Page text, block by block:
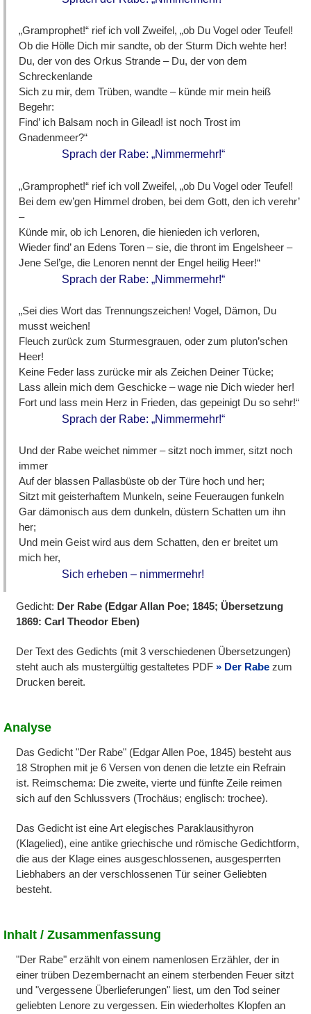
„Gramprophet!“ rief ich voll Zweifel, „ob Du Vogel oder Teufel!
Ob die Hölle Dich mir sandte, ob der Sturm Dich wehte her!
Du, der von des Orkus Strande – Du, der von dem
Schreckenlande
Sich zu mir, dem Trüben, wandte – künde mir mein heiß
Begehr:
Find’ ich Balsam noch in Gilead! ist noch Trost im
Gnadenmeer?“
Sprach der Rabe: „Nimmermehr!“
„Gramprophet!“ rief ich voll Zweifel, „ob Du Vogel oder Teufel!
Bei dem ew’gen Himmel droben, bei dem Gott, den ich verehr’
–
Künde mir, ob ich Lenoren, die hienieden ich verloren,
Wieder find’ an Edens Toren – sie, die thront im Engelsheer –
Jene Sel’ge, die Lenoren nennt der Engel heilig Heer!“
Sprach der Rabe: „Nimmermehr!“
„Sei dies Wort das Trennungszeichen! Vogel, Dämon, Du
musst weichen!
Fleuch zurück zum Sturmesgrauen, oder zum pluton’schen
Heer!
Keine Feder lass zurücke mir als Zeichen Deiner Tücke;
Lass allein mich dem Geschicke – wage nie Dich wieder her!
Fort und lass mein Herz in Frieden, das gepeinigt Du so sehr!“
Sprach der Rabe: „Nimmermehr!“
Und der Rabe weichet nimmer – sitzt noch immer, sitzt noch
immer
Auf der blassen Pallasbüste ob der Türe hoch und her;
Sitzt mit geisterhaftem Munkeln, seine Feueraugen funkeln
Gar dämonisch aus dem dunkeln, düstern Schatten um ihn
her;
Und mein Geist wird aus dem Schatten, den er breitet um
mich her,
Sich erheben – nimmermehr!
Gedicht: Der Rabe (Edgar Allan Poe; 1845; Übersetzung
1869: Carl Theodor Eben)
Der Text des Gedichts (mit 3 verschiedenen Übersetzungen)
steht auch als mustergültig gestaltetes PDF
Der Rabe zum
Drucken bereit.
Analyse
Das Gedicht "Der Rabe" (Edgar Allen Poe, 1845) besteht aus
18 Strophen mit je 6 Versen von denen die letzte ein Refrain
ist. Reimschema: Die zweite, vierte und fünfte Zeile reimen
sich auf den Schlussvers (Trochäus; englisch: trochee).
Das Gedicht ist eine Art elegisches Paraklausithyron
(Klagelied), eine antike griechische und römische Gedichtform,
die aus der Klage eines ausgeschlossenen, ausgesperrten
Liebhabers an der verschlossenen Tür seiner Geliebten
besteht.
Inhalt / Zusammenfassung
"Der Rabe" erzählt von einem namenlosen Erzähler, der in
einer trüben Dezembernacht an einem sterbenden Feuer sitzt
und "vergessene Überlieferungen" liest, um den Tod seiner
geliebten Lenore zu vergessen. Ein wiederholtes Klopfen an